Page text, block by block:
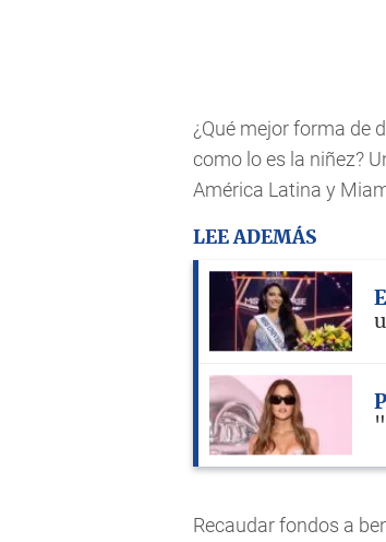
¿Qué mejor forma de
como lo es la niñez?
América Latina y
LEE ADEMÁS
Recaudar fondos a